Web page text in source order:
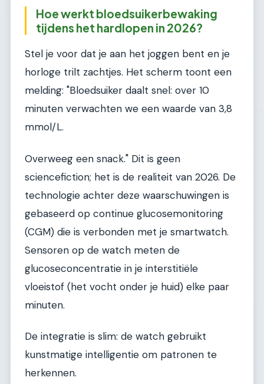
Hoe werkt bloedsuikerbewaking
tijdens het hardlopen in 2026?
Stel je voor dat je aan het joggen bent en je
horloge trilt zachtjes. Het scherm toont een
melding: "Bloedsuiker daalt snel: over 10
minuten verwachten we een waarde van 3,8
mmol/L.
Overweeg een snack." Dit is geen
sciencefiction; het is de realiteit van 2026. De
technologie achter deze waarschuwingen is
gebaseerd op continue glucosemonitoring
(CGM) die is verbonden met je smartwatch.
Sensoren op de watch meten de
glucoseconcentratie in je interstitiële
vloeistof (het vocht onder je huid) elke paar
minuten.
De integratie is slim: de watch gebruikt
kunstmatige intelligentie om patronen te
herkennen.